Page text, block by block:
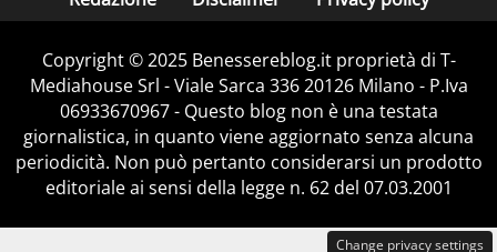
Copyright © 2025 Benessereblog.it proprietà di T-
Mediahouse Srl - Viale Sarca 336 20126 Milano - P.Iva
06933670967 - Questo blog non è una testata
giornalistica, in quanto viene aggiornato senza alcuna
periodicità. Non può pertanto considerarsi un prodotto
editoriale ai sensi della legge n. 62 del 07.03.2001
Change privacy settings